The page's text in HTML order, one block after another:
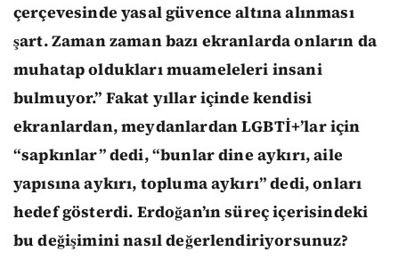
çerçevesinde yasal güvence altına alınması
şart. Zaman zaman bazı ekranlarda onların da
muhatap oldukları muameleleri insani
bulmuyor.” Fakat yıllar içinde kendisi
ekranlardan, meydanlardan LGBTİ+’lar için
“sapkınlar” dedi, “bunlar dine aykırı, aile
yapısına aykırı, topluma aykırı” dedi, onları
hedef gösterdi. Erdoğan’ın süreç içerisindeki
bu değişimini nasıl değerlendiriyorsunuz?